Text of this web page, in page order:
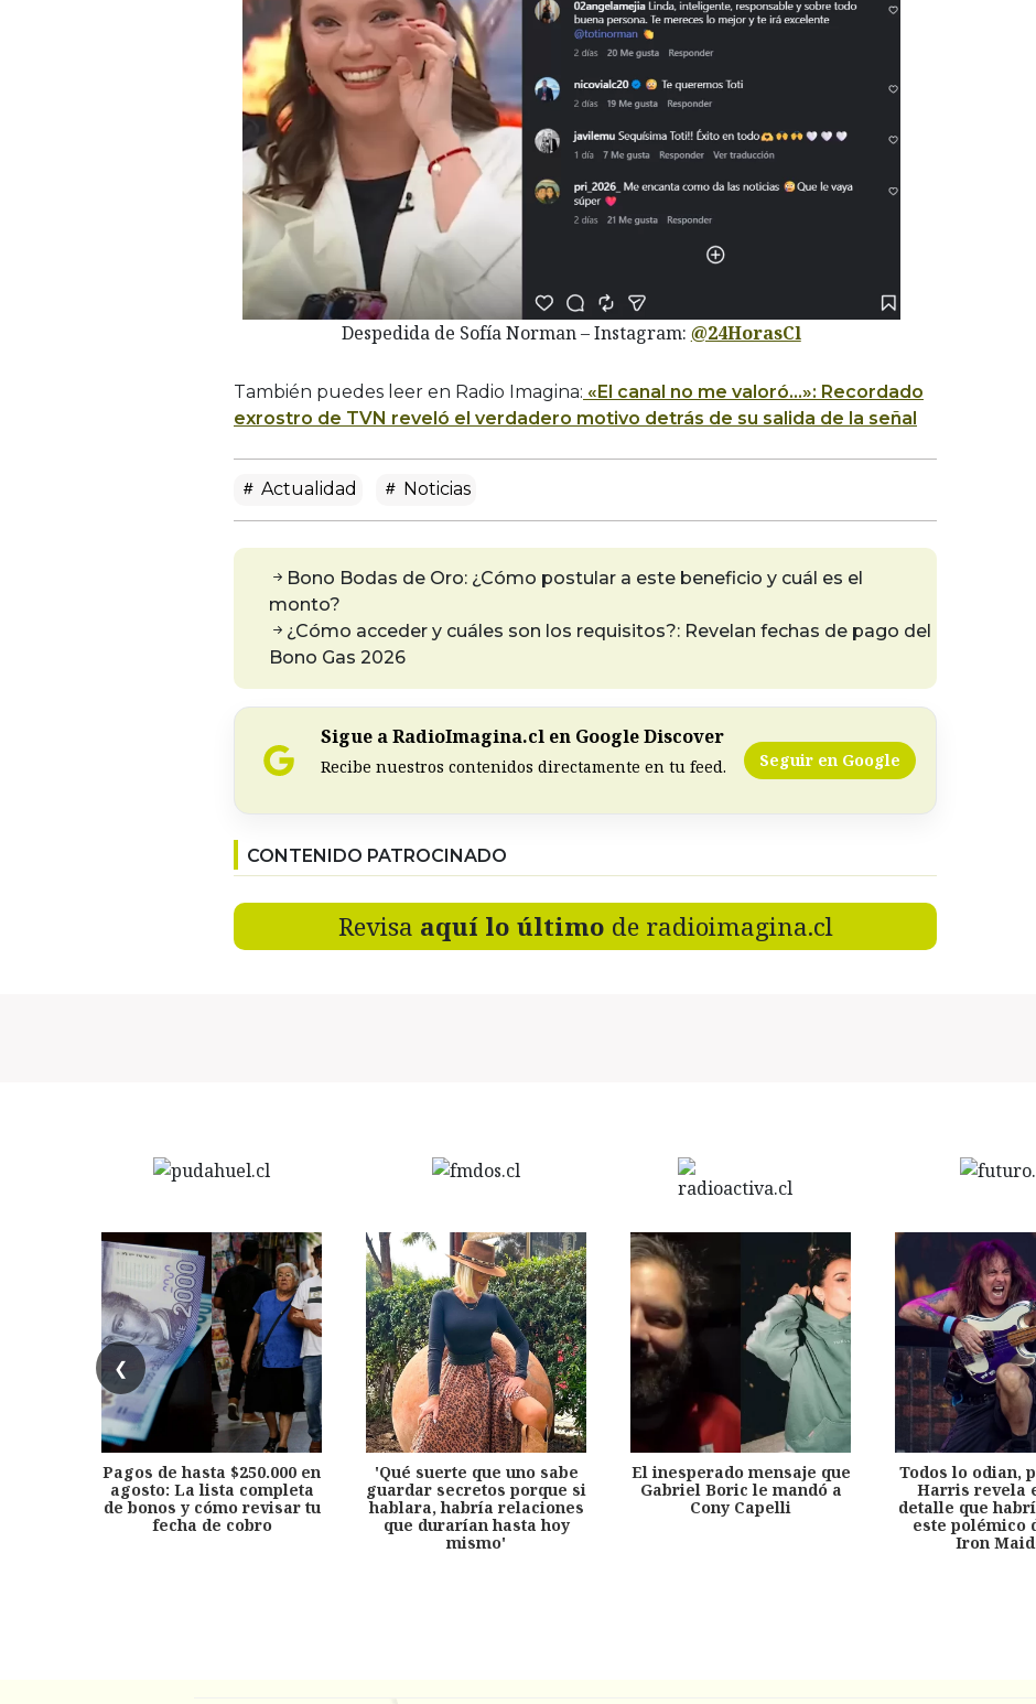
Despedida de Sofía Norman – Instagram: @24HorasCl
También puedes leer en Radio Imagina: «El canal no me valoró…»: Recordado
exrostro de TVN reveló el verdadero motivo detrás de su salida de la señal
Actualidad Noticias
Bono Bodas de Oro: ¿Cómo postular a este beneficio y cuál es el
monto?
¿Cómo acceder y cuáles son los requisitos?: Revelan fechas de pago del
Bono Gas 2026
Sigue a RadioImagina.cl en Google Discover
Recibe nuestros contenidos directamente en tu feed. Seguir en Google
CONTENIDO PATROCINADO
Revisa aquí lo último de radioimagina.cl
❮
Pagos de hasta $250.000 en
agosto: La lista completa
de bonos y cómo revisar tu
fecha de cobro
'Qué suerte que uno sabe
guardar secretos porque si
hablara, habría relaciones
que durarían hasta hoy
mismo'
El inesperado mensaje que
Gabriel Boric le mandó a
Cony Capelli
Todos lo odian,
Harris revela
detalle que
este polémico
Iron